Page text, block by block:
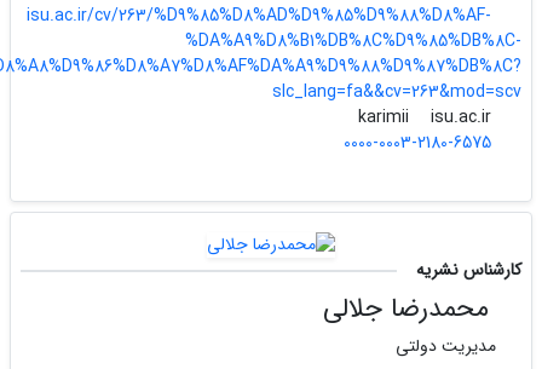
isu.ac.ir/cv/263/%D9%85%D8%AD%D9%85%D9%88%D8%AF-
%DA%A9%D8%B1%DB%8C%D9%85%DB%8C-
slc_lang=fa&&cv=263&mod=scv
karimii
isu.ac.ir
0000-0003-2180-6575
کارشناس نشریه
محمدرضا جلالی
مدیریت دولتی